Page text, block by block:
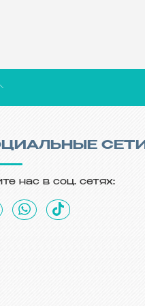
СЕТИ
нас в соц. сетях: